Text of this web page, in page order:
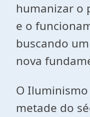
humanizar o
e o
buscando
nova
O
metade do